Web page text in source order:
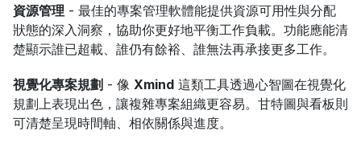
資源管理 - 最佳的專案管理軟體能提供資源可用性與分配
狀態的深入洞察，協助你更好地平衡工作負載。功能應能清
楚顯示誰已超載、誰仍有餘裕、誰無法再承接更多工作。
視覺化專案規劃 - 像 Xmind 這類工具透過心智圖在視覺化
規劃上表現出色，讓複雜專案組織更容易。甘特圖與看板則
可清楚呈現時間軸、相依關係與進度。